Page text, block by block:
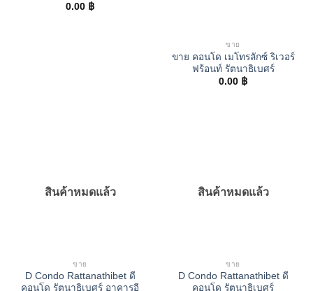
0.00 ฿
ขาย
ขาย คอนโด เมโทรลักซ์ ริเวอร์
ฟร้อนท์ รัตนาธิเบศร์
0.00 ฿
สินค้าหมดแล้ว
ขาย
D Condo Rattanathibet ดี
คอนโด รัตนาธิเบศร์ อาคารอี
สินค้าหมดแล้ว
ขาย
D Condo Rattanathibet ดี
คอนโด รัตนาธิเบศร์